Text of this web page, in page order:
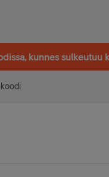
kunnes sulkeutuu
koodi